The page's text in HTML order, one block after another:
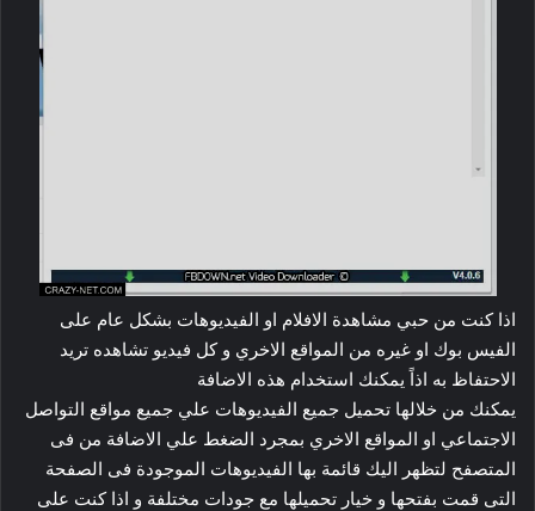
اذا كنت من حبي مشاهدة الافلام او الفيديوهات بشكل عام على
الفيس بوك او غيره من المواقع الاخري و كل فيديو تشاهده تريد
الاحتفاظ به اذاً يمكنك استخدام هذه الاضافة
يمكنك من خلالها تحميل جميع الفيديوهات علي جميع مواقع التواصل
الاجتماعي او المواقع الاخري بمجرد الضغط علي الاضافة من فى
المتصفح لتظهر اليك قائمة بها الفيديوهات الموجودة فى الصفحة
التى قمت بفتحها و خيار تحميلها مع جودات مختلفة و اذا كنت على